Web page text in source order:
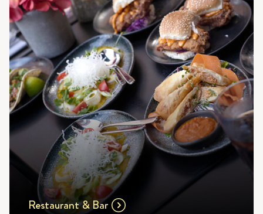
Restaurant & Bar